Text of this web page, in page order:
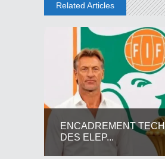
Related Articles
ENCADREMENT
DES ELEP...